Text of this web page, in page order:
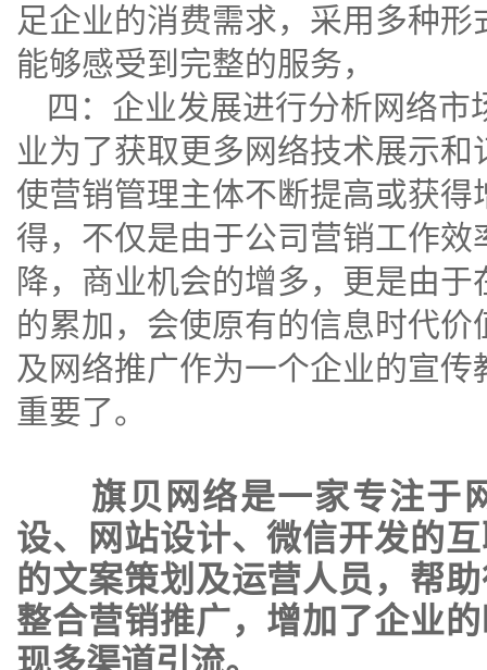
足企业的消费需求，采用多种
能够感受到完整的服务，
四：企业发展进行分析网络
业为了获取更多网络技术展示
使营销管理主体不断提高或获
得，不仅是由于公司营销工作
降，商业机会的增多，更是由
的累加，会使原有的信息时代
及网络推广作为一个企业的宣
重要了。
旗贝网络是一家专注于
设、 网站设计、微信开发的
的文案策划及运营人员，帮
整合营销推广，增加了企业
现多渠道引流。